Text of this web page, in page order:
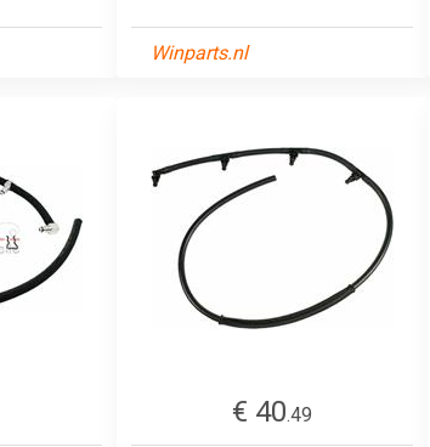
Winparts.nl
€ 40.49